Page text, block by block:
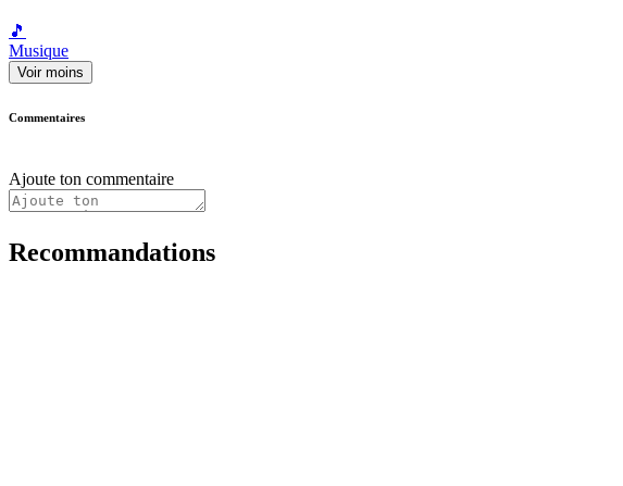
🎵
Musique
Voir moins
Commentaires
Ajoute ton commentaire
Recommandations